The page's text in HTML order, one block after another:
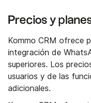
Precios y
Kommo CRM ofrece
integración de
superiores. Los
usuarios y de las
adicionales.